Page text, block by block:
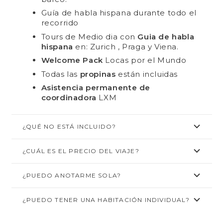
Guía de habla hispana durante todo el
recorrido
Tours de Medio dia con Guia de habla
hispana en: Zurich , Praga y Viena.
Welcome Pack Locas por el Mundo
Todas las propinas están incluidas
Asistencia permanente de
coordinadora LXM
¿QUÉ NO ESTÁ INCLUIDO?
¿CUÁL ES EL PRECIO DEL VIAJE?
¿PUEDO ANOTARME SOLA?
¿PUEDO TENER UNA HABITACIÓN INDIVIDUAL?